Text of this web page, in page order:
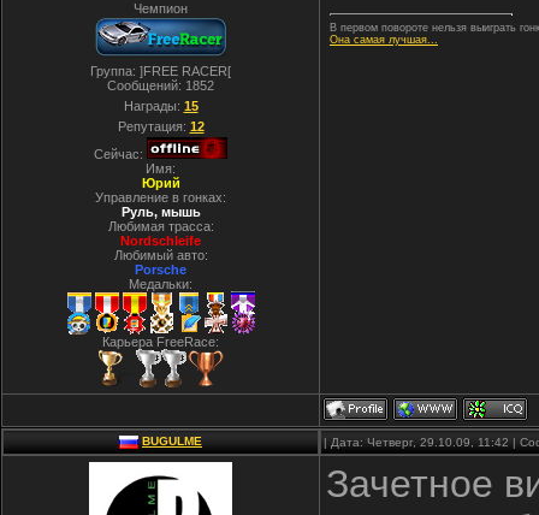
Чемпион
Группа: ]FREE RACER[
Сообщений: 1852
Награды: 15
Репутация: 12
Сейчас:
Имя:
Юрий
Управление в гонках:
Руль, мышь
Любимая трасса:
Nordschleife
Любимый авто:
Porsche
Медальки:
Карьера FreeRace:
В первом повороте нельзя выиграть
Она самая лучшая...
BUGULME | Дата: Четверг, 29.10.09, 11:42 |
Зачетное